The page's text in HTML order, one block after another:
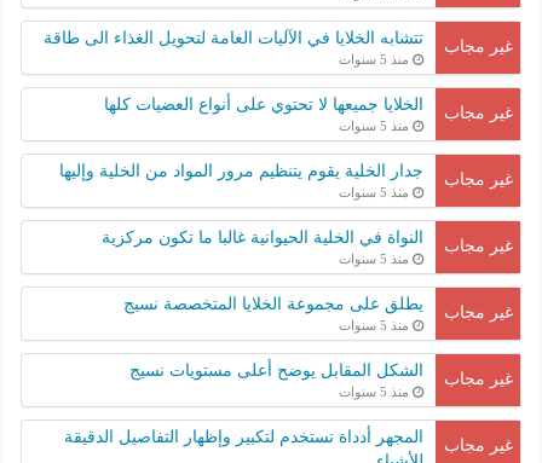
غير مجاب تتشابه الخلايا في الآليات العامة لتحويل الغذاء الى طاقة
منذ 5 سنوات
غير مجاب الخلايا جميعها لا تحتوي على أنواع العضيات كلها
منذ 5 سنوات
غير مجاب جدار الخلية يقوم يتنظيم مرور المواد من الخلية وإليها
منذ 5 سنوات
غير مجاب النواة في الخلية الحيوانية غالبا ما تكون مركزية
منذ 5 سنوات
غير مجاب يطلق على مجموعة الخلايا المتخصصة نسيج
منذ 5 سنوات
غير مجاب الشكل المقابل يوضح أعلى مستويات نسيج
منذ 5 سنوات
غير مجاب
المجهر أدداة تستخدم لتكبير وإظهار التفاصيل الدقيقة